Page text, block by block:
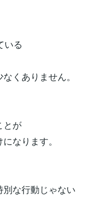
いる
くありません。
とが
なります。
別な行動じゃない